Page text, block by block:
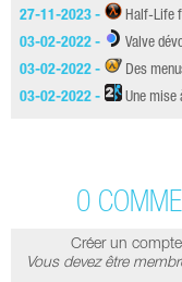
27-11-2023 -
Half-Life
03-02-2022 -
Valve
03-02-2022 -
Des
03-02-2022 -
Une mise
0
Créer un
Vous devez être